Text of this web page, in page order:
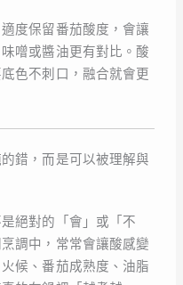
度保留番茄酸度，會讓
噌或醬油更有對比。酸
色不刺口，融合就會更
錯，而是可以被理解與
絕對的「會」或「不
調中，常常會讓酸感變
候、番茄成熟度、油脂